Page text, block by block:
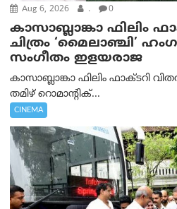
Aug 6, 2026 . 0
കാസാബ്ലാങ്കാ ഫിലിം
ചിത്രം ‘മൈലാഞ്ചി’
സംഗീതം ഇളയരാജ
കാസാബ്ലാങ്കാ ഫിലിം ഫാക്ടറി
തമിഴ് റൊമാന്റിക്...
CINEMA